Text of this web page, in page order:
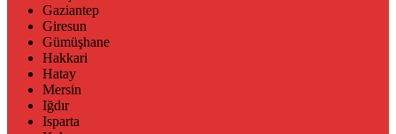
Gaziantep
Giresun
Gümüşhane
Hakkari
Hatay
Mersin
Iğdır
Isparta